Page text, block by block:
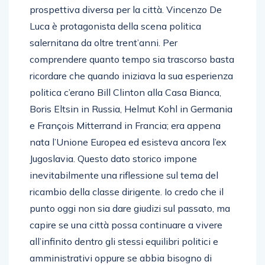
prospettiva diversa per la città. Vincenzo De
Luca è protagonista della scena politica
salernitana da oltre trent’anni. Per
comprendere quanto tempo sia trascorso basta
ricordare che quando iniziava la sua esperienza
politica c’erano Bill Clinton alla Casa Bianca,
Boris Eltsin in Russia, Helmut Kohl in Germania
e François Mitterrand in Francia; era appena
nata l’Unione Europea ed esisteva ancora l’ex
Jugoslavia. Questo dato storico impone
inevitabilmente una riflessione sul tema del
ricambio della classe dirigente. Io credo che il
punto oggi non sia dare giudizi sul passato, ma
capire se una città possa continuare a vivere
all’infinito dentro gli stessi equilibri politici e
amministrativi oppure se abbia bisogno di